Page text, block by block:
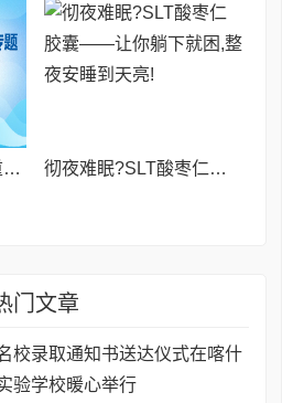
境内外资本市场并购重组专题交流会暨投融资路演会 深度解析驱动企业资本战略升级 彻夜难眠?SLT酸枣仁胶囊——让你躺下就困,整夜安睡到天亮!
门文章
校录取通知书送达仪式在喀什
验学校暖心举行